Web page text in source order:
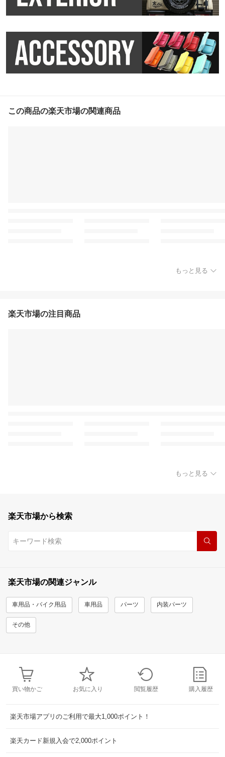
この商品の楽天市場の関連商品
もっと見る
楽天市場の注目商品
もっと見る
楽天市場から検索
楽天市場の関連ジャンル
車用品・バイク用品 車用品 パーツ 内装パーツ
その他
買い物かご お気に入り 閲覧履歴 購入履歴
楽天市場アプリのご利用で最大1,000ポイント！
楽天カード新規入会で2,000ポイント